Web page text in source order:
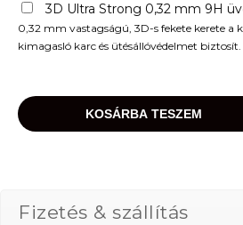
3D Ultra Strong 0,32 mm 9H
0,32 mm vastagságú, 3D-s fekete kerete a
kimagasló karc és ütésállóvédelmet biztosít.
KOSÁRBA TESZEM
Fizetés & szállítás